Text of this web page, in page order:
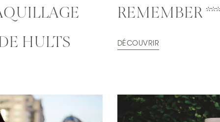
HULTS
REMEMBER
DÉCOUVRIR